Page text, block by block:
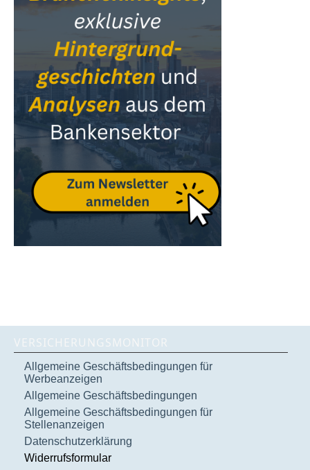
VERSICHERUNGSMONITOR
Allgemeine Geschäftsbedingungen für
Werbeanzeigen
Allgemeine Geschäftsbedingungen
Allgemeine Geschäftsbedingungen für
Stellenanzeigen
Datenschutzerklärung
Widerrufsformular